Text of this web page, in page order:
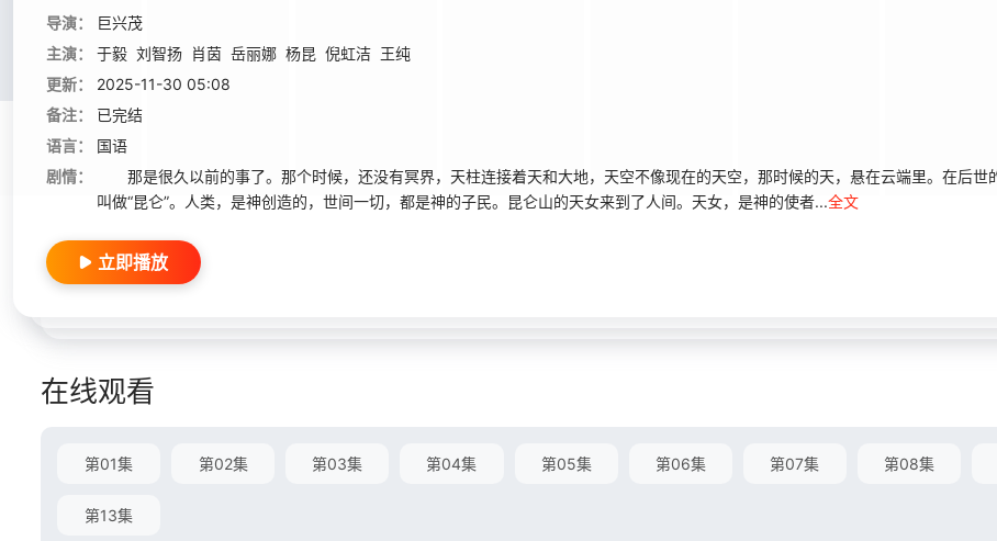
导演：
巨兴茂
主演：
于毅 刘智扬 肖茵 岳丽娜 杨昆 倪虹洁 王纯
更新：
2025-11-30 05:08
备注：
已完结
语言：
国语
剧情：
那是很久以前的事了。那个时候，还没有冥界，天柱连接着天和大地，天空不像现在的天空，那时候的天，悬在云端里。在后世
叫做“昆仑”。人类，是神创造的，世间一切，都是神的子民。昆仑山的天女来到了人间。天女，是神的使者...全文
立即播放
在线观看
第01集 第02集 第03集 第04集 第05集 第06集 第07集 第08集
第13集